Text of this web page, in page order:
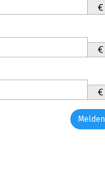
€
€
€
Melden